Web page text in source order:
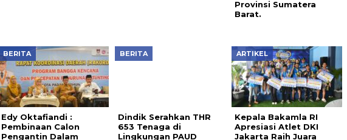
Edy Oktafiandi :
Pembinaan Calon
Pengantin Dalam
Upaya Percepatan
Penurunan Stunting, Ini
Lingkungan PAUD
Kepala Bakamla RI
Apresiasi Atlet DKI
Jakarta Raih Juara
Umum Water Sport
2025